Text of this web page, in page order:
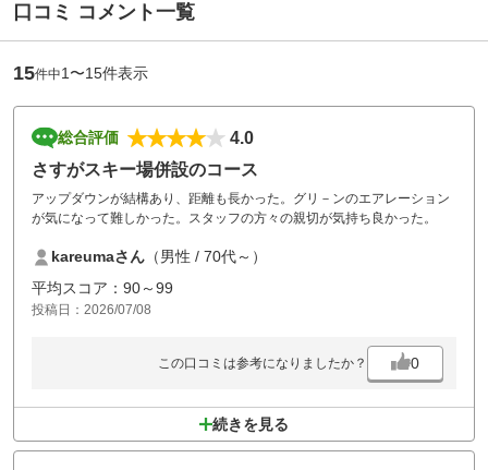
口コミ コメント一覧
15件中1〜15件表示
総合評価
4.0
さすがスキー場併設のコース
アップダウンが結構あり、距離も長かった。グリ－ンのエアレーション
が気になって難しかった。スタッフの方々の親切が気持ち良かった。
kareumaさん （男性 / 70代～）
平均スコア：90～99
投稿日：2026/07/08
この口コミは参考になりましたか？ 0
続きを見る